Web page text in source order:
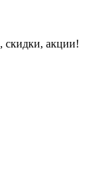
, скидки, акции!